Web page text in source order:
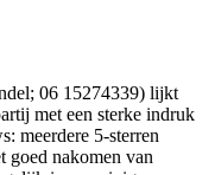
06 15274339) lijkt
met een sterke indruk
meerdere 5-sterren
goed nakomen van